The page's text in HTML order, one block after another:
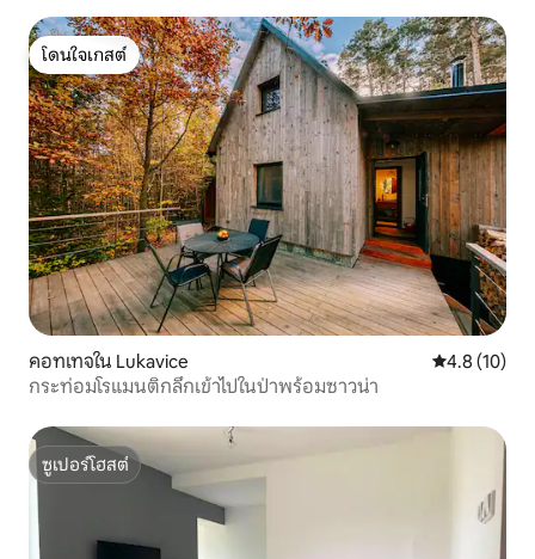
โดนใจเกสต์
โดนใจเกสต์
คอทเทจใน Lukavice คะแนนเฉลี่ย
4.8 (10)
กระท่อมโรแมนติกลึกเข้าไปในป่าพร้อมซาวน่า
ซูเปอร์โฮสต์
ซูเปอร์โฮสต์